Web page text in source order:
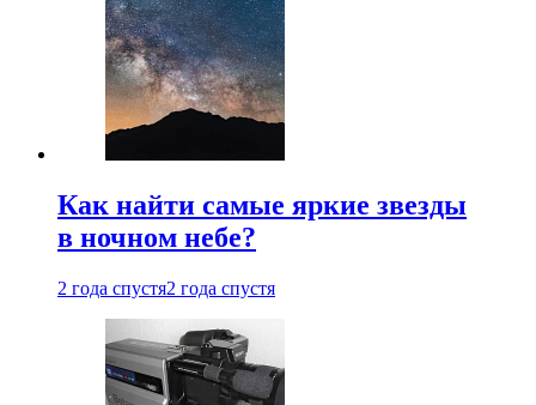
Как найти самые яркие звезды
в ночном небе?
2 года спустя2 года спустя